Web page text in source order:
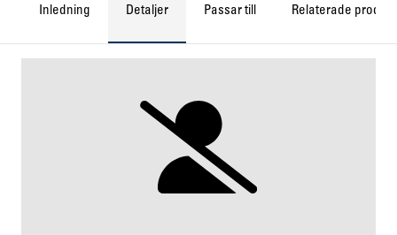
Inledning Detaljer Passar till Relaterade